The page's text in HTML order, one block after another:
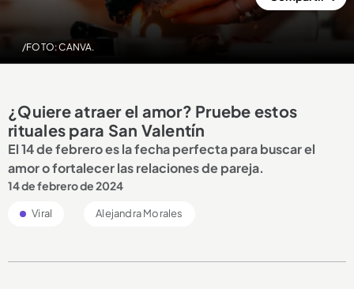
/FOTO: CANVA.
¿Quiere atraer el amor? Pruebe estos
rituales para San Valentín
El 14 de febrero es la fecha perfecta para buscar el
amor o fortalecer las relaciones de pareja.
14 de febrero de 2024
Viral Alejandra Morales